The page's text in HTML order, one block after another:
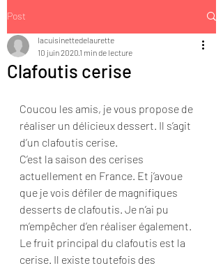
Post
Clafoutis cerise
lacuisinettedelaurette
10 juin 2020 1 min de lecture
Coucou les amis, je vous propose de
réaliser un délicieux dessert. Il s’agit
d’un clafoutis cerise.
C’est la saison des cerises
actuellement en France. Et j’avoue
que je vois défiler de magnifiques
desserts de clafoutis. Je n’ai pu
m’empêcher d’en réaliser également.
Le fruit principal du clafoutis est la
cerise. Il existe toutefois des